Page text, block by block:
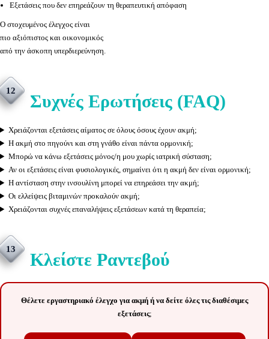
Εξετάσεις που δεν επηρεάζουν τη θεραπευτική απόφαση
Ο στοχευμένος έλεγχος είναι
πιο αξιόπιστος και οικονομικός
από την άσκοπη υπερδιερεύνηση.
12
Συχνές Ερωτήσεις (FAQ)
Χρειάζονται εξετάσεις αίματος σε όλους όσους έχουν ακμή;
Η ακμή στο πηγούνι και στη γνάθο είναι πάντα ορμονική;
Μπορώ να κάνω εξετάσεις μόνος/η μου χωρίς ιατρική σύσταση;
Αν οι εξετάσεις είναι φυσιολογικές, σημαίνει ότι η ακμή δεν είναι ορμονική;
Η αντίσταση στην ινσουλίνη μπορεί να επηρεάσει την ακμή;
Οι ελλείψεις βιταμινών προκαλούν ακμή;
Χρειάζονται συχνές επαναλήψεις εξετάσεων κατά τη θεραπεία;
13
Κλείστε Ραντεβού
Θέλετε εργαστηριακό έλεγχο για ακμή ή να δείτε όλες τις διαθέσιμες
εξετάσεις;